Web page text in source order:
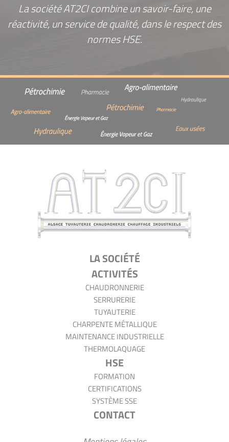
La société AT2CI combine un savoir-faire, une
réactivité, un service de qualité, dans le respect des
normes HSE.
LA SOCIÉTÉ
ACTIVITÉS
CHAUDRONNERIE
SERRURERIE
TUYAUTERIE
CHARPENTE MÉTALLIQUE
MAINTENANCE INDUSTRIELLE
THERMOLAQUAGE
HSE
FORMATION
CERTIFICATIONS
SYSTÈME SSE
CONTACT